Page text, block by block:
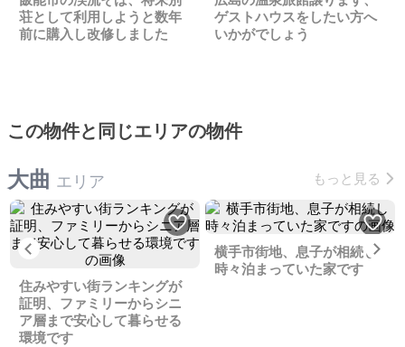
荘として利用しようと数年
前に購入し改修しました
ゲストハウスをしたい方へ
いかがでしょう
この物件と同じエリアの物件
大曲 エリア もっと見る
Previous
住みやすい街ランキングが
証明、ファミリーからシニ
ア層まで安心して暮らせる
環境です
横手市街地、息子が相続し
時々泊まっていた家です